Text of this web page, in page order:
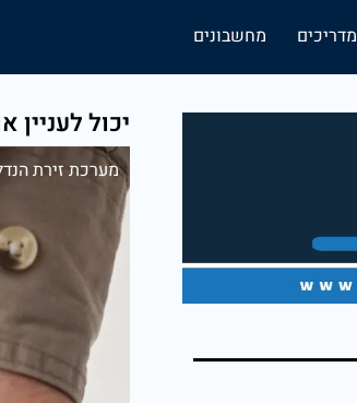
מדריכים מחשבונים
יכול לעניין
מערכת זירת